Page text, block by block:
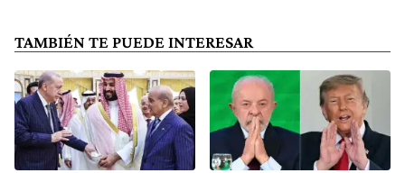
TAMBIÉN TE PUEDE INTERESAR